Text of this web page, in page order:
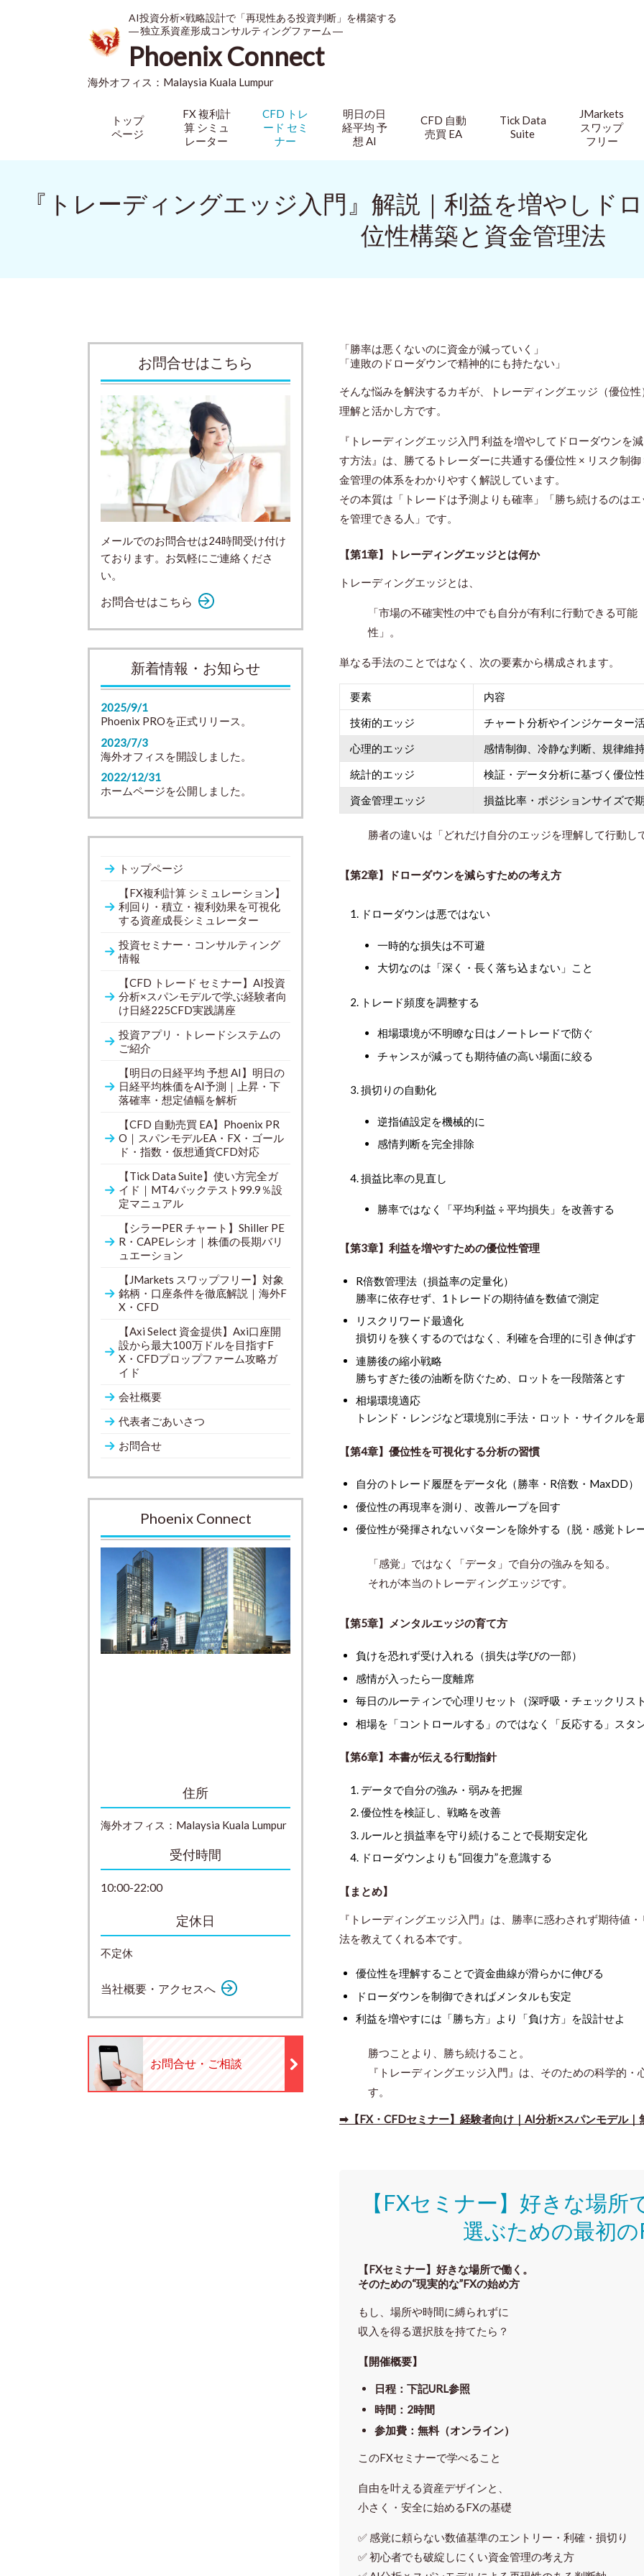
AI投資分析×戦略設計で「再現性ある投資判断」を構築する
― 独立系資産形成コンサルティングファーム ―
Phoenix Connect
海外オフィス： Malaysia Kuala Lumpur
トップ
ページ
FX 複利計
算 シミュ
レーター
CFD トレ
ード セミ
ナー
明日の日
経平均 予
想 AI
CFD 自動
売買 EA
Tick Data
Suite
JMarkets
スワップ
フリー
『トレーディングエッジ入門』解説｜利益を増やしド
位性構築と資金管理法
「勝率は悪くないのに資金が減っていく」
「連敗のドローダウンで精神的にも持たない」
そんな悩みを解決するカギが、トレーディングエッジ（優位性
理解と活かし方です。
『トレーディングエッジ入門 利益を増やしてドローダウンを
す方法』は、勝てるトレーダーに共通する優位性 × リスク制御
金管理の体系をわかりやすく解説しています。
その本質は「トレードは予測よりも確率」「勝ち続けるのはエ
を管理できる人」です。
【第1章】トレーディングエッジとは何か
トレーディングエッジとは、
「市場の不確実性の中でも自分が有利に行動できる可能
性」。
単なる手法のことではなく、次の要素から構成されます。
要素
内容
技術的エッジ
チャート分析やインジケーター
心理的エッジ
感情制御、冷静な判断、規律維
統計的エッジ
検証・データ分析に基づく優位
資金管理エッジ
損益比率・ポジションサイズで
勝者の違いは「どれだけ自分のエッジを理解して行動し
【第2章】ドローダウンを減らすための考え方
ドローダウンは悪ではない
一時的な損失は不可避
大切なのは「深く・長く落ち込まない」こと
トレード頻度を調整する
相場環境が不明瞭な日はノートレードで防ぐ
チャンスが減っても期待値の高い場面に絞る
損切りの自動化
逆指値設定を機械的に
感情判断を完全排除
損益比率の見直し
勝率ではなく「平均利益 ÷ 平均損失」を改善する
【第3章】利益を増やすための優位性管理
R倍数管理法（損益率の定量化）
勝率に依存せず、1トレードの期待値を数値で測定
リスクリワード最適化
損切りを狭くするのではなく、利確を合理的に引き伸ばす
連勝後の縮小戦略
勝ちすぎた後の油断を防ぐため、ロットを一段階落とす
相場環境適応
トレンド・レンジなど環境別に手法・ロット・サイクルを
【第4章】優位性を可視化する分析の習慣
自分のトレード履歴をデータ化（勝率・R倍数・MaxDD）
優位性の再現率を測り、改善ループを回す
優位性が発揮されないパターンを除外する（脱・感覚トレー
「感覚」ではなく「データ」で自分の強みを知る。
それが本当のトレーディングエッジです。
【第5章】メンタルエッジの育て方
負けを恐れず受け入れる（損失は学びの一部）
感情が入ったら一度離席
毎日のルーティンで心理リセット（深呼吸・チェックリスト
相場を「コントロールする」のではなく「反応する」スタ
【第6章】本書が伝える行動指針
データで自分の強み・弱みを把握
優位性を検証し、戦略を改善
ルールと損益率を守り続けることで長期安定化
ドローダウンよりも“回復力”を意識する
【まとめ】
『トレーディングエッジ入門』は、勝率に惑わされず期待値
法を教えてくれる本です。
優位性を理解することで資金曲線が滑らかに伸びる
ドローダウンを制御できればメンタルも安定
利益を増やすには「勝ち方」より「負け方」を設計せよ
勝つことより、勝ち続けること。
『トレーディングエッジ入門』は、そのための科学的
す。
➡【FX・CFDセミナー】経験者向け｜AI分析×スパンモデル｜
【FXセミナー】好きな場
選ぶための最初
【FXセミナー】好きな場所で働く。
そのための“現実的な”FXの始め方
もし、場所や時間に縛られずに
収入を得る選択肢を持てたら？
【開催概要】
日程：下記URL参照
時間： 2時間
参加費： 無料（オンライン）
このFXセミナーで学べること
自由を叶える資産デザインと、
小さく・安全に始めるFXの基礎
✅ 感覚に頼らない数値基準のエントリー・利確・損切り
✅ 初心者でも破綻しにくい資金管理の考え方
お問合せはこちら
メールでのお問合せは24時間受け付け
ております。お気軽にご連絡くださ
い。
お問合せはこちら
新着情報・お知らせ
2025/9/1
Phoenix PROを正式リリース。
2023/7/3
海外オフィスを開設しました。
2022/12/31
ホームページを公開しました。
トップページ
【FX複利計算 シミュレーション】
利回り・積立・複利効果を可視化
する資産成長シミュレーター
投資セミナー・コンサルティング
情報
【CFD トレード セミナー】AI投資
分析×スパンモデルで学ぶ経験者向
け日経225CFD実践講座
投資アプリ・トレードシステムの
ご紹介
【明日の日経平均 予想 AI】明日の
日経平均株価をAI予測｜上昇・下
落確率・想定値幅を解析
【CFD 自動売買 EA】Phoenix PR
O｜スパンモデルEA・FX・ゴール
ド・指数・仮想通貨CFD対応
【Tick Data Suite】使い方完全ガ
イド｜MT4バックテスト99.9％設
定マニュアル
【シラーPER チャート】Shiller PE
R・CAPEレシオ｜株価の長期バリ
ュエーション
【JMarkets スワップフリー】対象
銘柄・口座条件を徹底解説｜海外F
X・CFD
【Axi Select 資金提供】Axi口座開
設から最大100万ドルを目指すF
X・CFDプロップファーム攻略ガ
イド
会社概要
代表者ごあいさつ
お問合せ
Phoenix Connect
住所
海外オフィス： Malaysia Kuala Lumpur
受付時間
10:00-22:00
定休日
不定休
当社概要・アクセスへ
お問合せ・ご相談